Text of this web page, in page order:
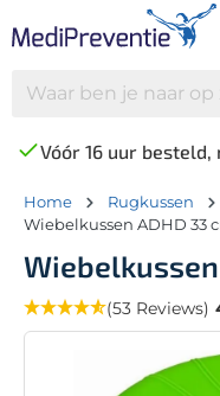
Vóór 16 uur besteld,
Home Rugkussen
Wiebelkussen ADHD 33
Wiebelkussen
(53 Reviews)